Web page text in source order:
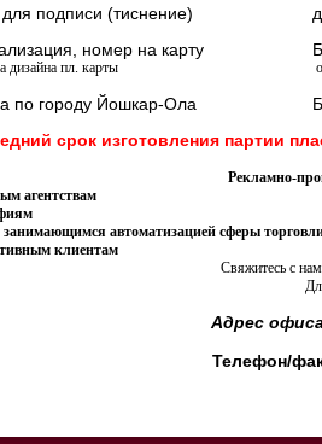
подписи (тиснение)
номер на карту
дизайна пл. карты
по городу Йошкар-Ола
срок изготовления партии
Рекламно-
агентствам
автоматизацией сферы
клиентам
Свяжитесь с
Адрес
Телефон/